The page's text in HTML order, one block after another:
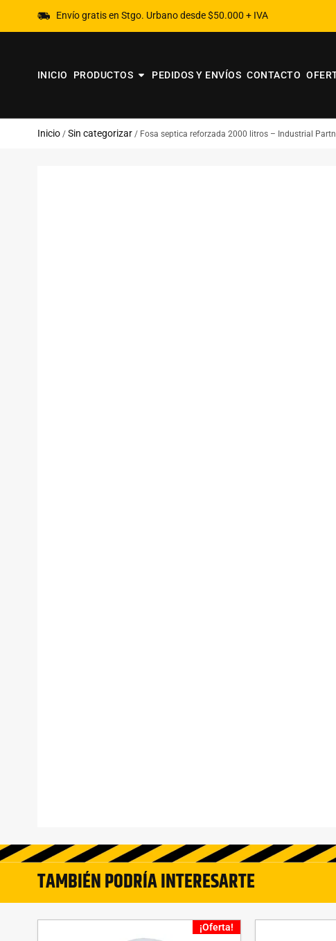
Envío gratis en Stgo. Urbano desde $50.000 + IVA
INICIO PRODUCTOS PEDIDOS Y ENVÍOS CONTACTO
Inicio/ Sin categorizar/ Fosa septica reforzada 2000 litros – Industrial
TAMBIÉN PODRÍA INTERESARTE
¡Oferta!